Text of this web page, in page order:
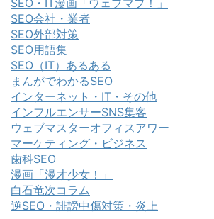
SEO会社・業者
SEO外部対策
SEO用語集
SEO（IT）あるある
まんがでわかるSEO
インターネット・IT・その他
インフルエンサーSNS集客
ウェブマスターオフィスアワー
マーケティング・ビジネス
歯科SEO
漫画「漫才少女！」
白石竜次コラム
逆SEO・誹謗中傷対策・炎上